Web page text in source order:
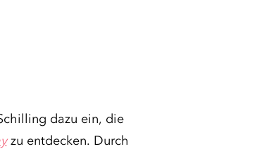
dazu ein, die
zu entdecken. Durch